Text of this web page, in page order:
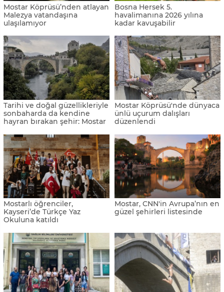
Mostar Köprüsü’nden atlayan
Malezya vatandaşına
ulaşılamıyor
Bosna Hersek 5.
havalimanına 2026 yılına
kadar kavuşabilir
Tarihi ve doğal güzellikleriyle
sonbaharda da kendine
hayran bırakan şehir: Mostar
Mostar Köprüsü'nde dünyaca
ünlü uçurum dalışları
düzenlendi
Mostarlı öğrenciler,
Kayseri’de Türkçe Yaz
Okuluna katıldı
Mostar, CNN'in Avrupa’nın en
güzel şehirleri listesinde